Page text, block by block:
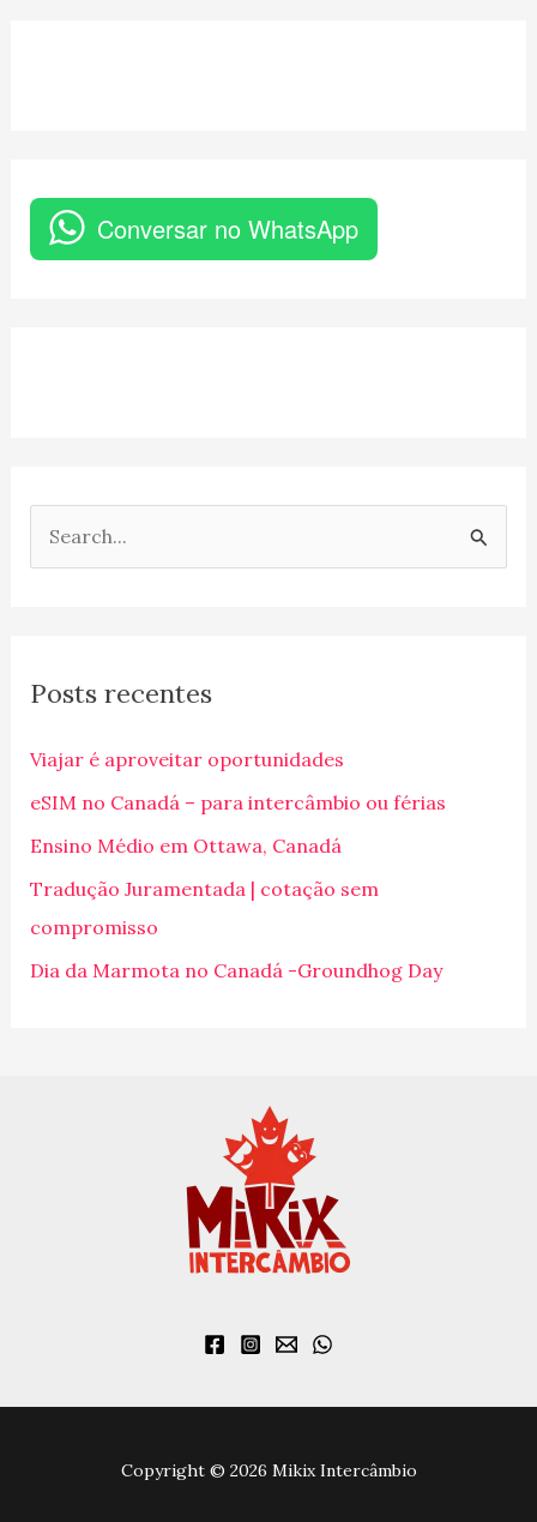
Conversar no WhatsApp
u
s
a
r
p
o
r
Posts recentes
Viajar é aproveitar oportunidades
eSIM no Canadá – para intercâmbio ou férias
Ensino Médio em Ottawa, Canadá
Tradução Juramentada | cotação sem
compromisso
Dia da Marmota no Canadá -Groundhog Day
Copyright © 2026 Mikix Intercâmbio